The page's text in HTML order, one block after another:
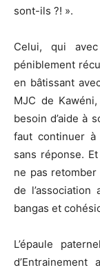
sont-ils ?! ».
Celui, qui
péniblement
en bâtissant
MJC de
besoin d’aide à
faut continuer
sans réponse.
ne pas
de
bangas et
L’épaule
d’Entrainement